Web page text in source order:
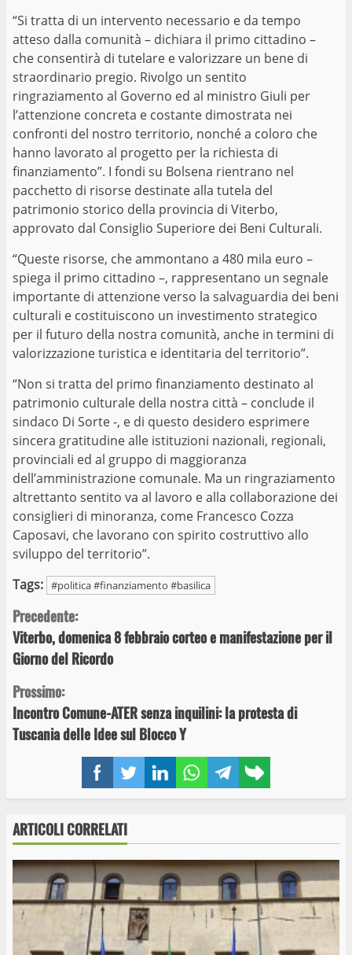
FacebookTwitterLinkedInWhatsAppTelegram
link
“Si tratta di un intervento necessario e da tempo
atteso dalla comunità – dichiara il primo cittadino –
che consentirà di tutelare e valorizzare un bene di
straordinario pregio. Rivolgo un sentito
ringraziamento al Governo ed al ministro Giuli per
l’attenzione concreta e costante dimostrata nei
confronti del nostro territorio, nonché a coloro che
hanno lavorato al progetto per la richiesta di
finanziamento”. I fondi su Bolsena rientrano nel
pacchetto di risorse destinate alla tutela del
patrimonio storico della provincia di Viterbo,
approvato dal Consiglio Superiore dei Beni Culturali.
“Queste risorse, che ammontano a 480 mila euro –
spiega il primo cittadino –, rappresentano un segnale
importante di attenzione verso la salvaguardia dei beni
culturali e costituiscono un investimento strategico
per il futuro della nostra comunità, anche in termini di
valorizzazione turistica e identitaria del territorio”.
“Non si tratta del primo finanziamento destinato al
patrimonio culturale della nostra città – conclude il
sindaco Di Sorte -, e di questo desidero esprimere
sincera gratitudine alle istituzioni nazionali, regionali,
provinciali ed al gruppo di maggioranza
dell’amministrazione comunale. Ma un ringraziamento
altrettanto sentito va al lavoro e alla collaborazione dei
consiglieri di minoranza, come Francesco Cozza
Caposavi, che lavorano con spirito costruttivo allo
sviluppo del territorio”.
Tags: #politica #finanziamento #basilica
Continue
Reading
Precedente:
Viterbo, domenica 8 febbraio corteo e manifestazione per il
Giorno del Ricordo
Prossimo:
Incontro Comune-ATER senza inquilini: la protesta di
Tuscania delle Idee sul Blocco Y
ARTICOLI CORRELATI